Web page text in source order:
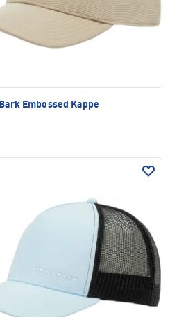
Bark Embossed Kappe